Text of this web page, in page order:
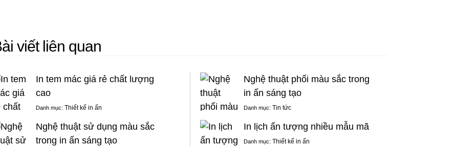
viết liên quan
In tem mác giá rẻ chất lượng
cao
Danh mục: Thiết kế in ấn
Nghệ thuật sử dụng màu sắc
trong in ấn sáng tạo
Nghệ thuật phối màu sắc trong
in ấn sáng tạo
Danh mục: Tin tức
In lịch ấn tượng nhiều mẫu mã
Danh mục: Thiết kế in ấn